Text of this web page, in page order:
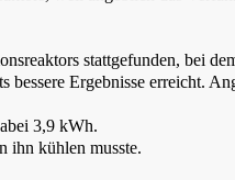
stattgefunden, bei
bessere Ergebnisse erreicht.
3,9 kWh.
ihn kühlen musste.